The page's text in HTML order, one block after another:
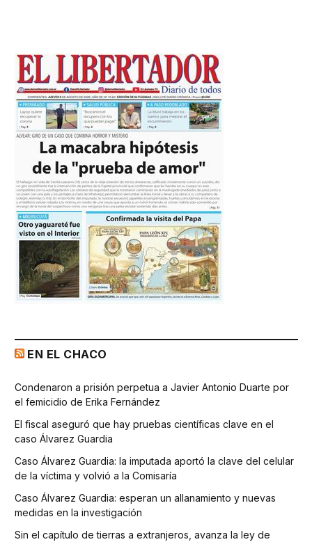
EN EL CHACO
Condenaron a prisión perpetua a Javier Antonio Duarte por
el femicidio de Erika Fernández
El fiscal aseguró que hay pruebas científicas clave en el
caso Álvarez Guardia
Caso Álvarez Guardia: la imputada aportó la clave del celular
de la víctima y volvió a la Comisaría
Caso Álvarez Guardia: esperan un allanamiento y nuevas
medidas en la investigación
Sin el capítulo de tierras a extranjeros, avanza la ley de